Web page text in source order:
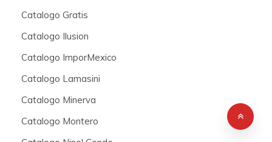
Catalogo Gratis
Catalogo Ilusion
Catalogo ImporMexico
Catalogo Lamasini
Catalogo Minerva
Catalogo Montero